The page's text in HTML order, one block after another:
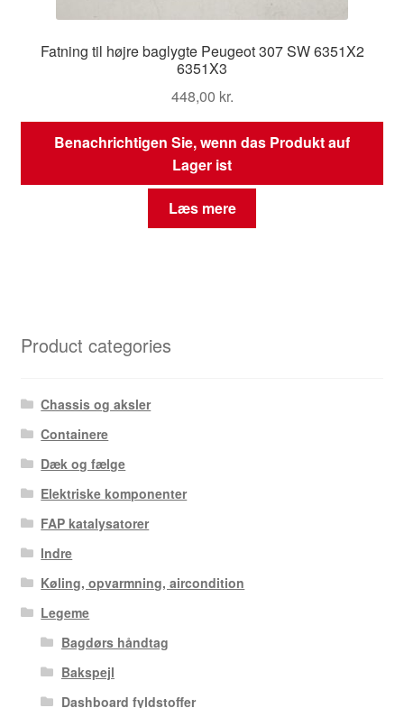
Fatning til højre baglygte Peugeot 307 SW 6351X2
6351X3
448,00 kr.
Benachrichtigen Sie, wenn das Produkt auf
Lager ist
Læs mere
Product categories
Chassis og aksler
Containere
Dæk og fælge
Elektriske komponenter
FAP katalysatorer
Indre
Køling, opvarmning, aircondition
Legeme
Bagdørs håndtag
Bakspejl
Dashboard fyldstoffer